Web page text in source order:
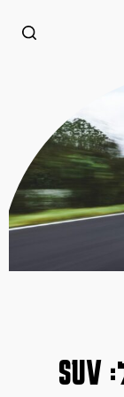
הונגצ׳י EHS5 בישראל: SUV